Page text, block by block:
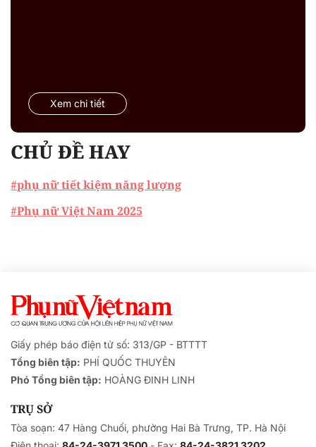
Xem chi tiết
CHỦ ĐỀ HAY
#phụ nữ tiết kiệm năng lượng
#Phụ nữ Việt Nam 2025
Giấy phép báo điện tử số: 313/GP - BTTTT
Tổng biên tập: PHÍ QUỐC THUYÊN
Phó Tổng biên tập: HOÀNG ĐINH LINH
TRỤ SỞ
Tòa soạn: 47 Hàng Chuối, phường Hai Bà Trưng, TP. Hà Nội